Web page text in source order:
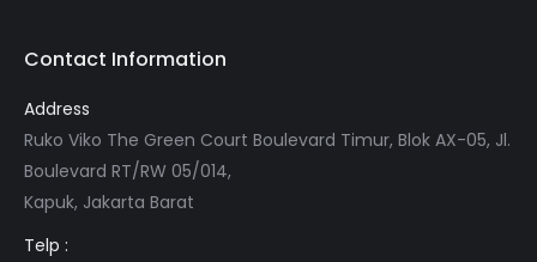
Contact Information
Address
Ruko Viko The Green Court Boulevard Timur, Blok AX-05, Jl.
Boulevard RT/RW 05/014,
Kapuk, Jakarta Barat
Telp :